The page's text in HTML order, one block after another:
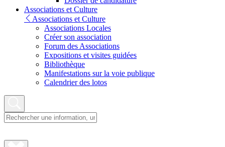
Associations et Culture
Associations et Culture
Associations Locales
Créer son association
Forum des Associations
Expositions et visites guidées
Bibliothèque
Manifestations sur la voie publique
Calendrier des lotos